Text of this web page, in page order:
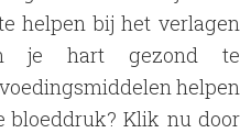
helpen bij het verlagen
je hart gezond te
helpen
bloeddruk? Klik nu door